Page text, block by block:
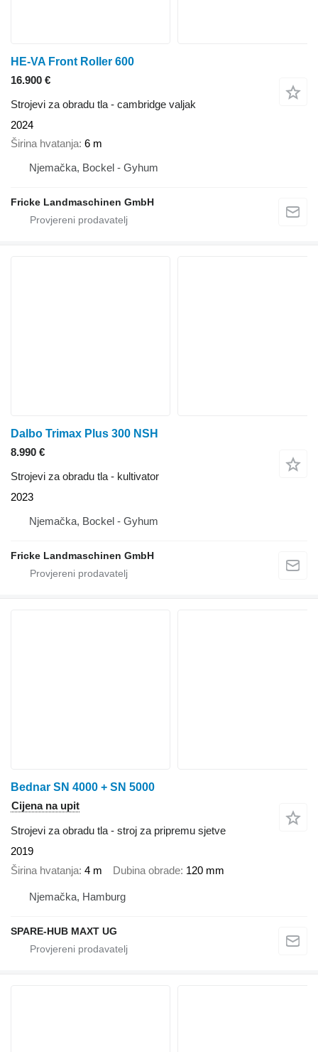
HE-VA Front Roller 600
16.900 €
Strojevi za obradu tla - cambridge valjak
2024
Širina hvatanja 6 m
Njemačka, Bockel - Gyhum
Fricke Landmaschinen GmbH
Dalbo Trimax Plus 300 NSH
8.990 €
Strojevi za obradu tla - kultivator
2023
Njemačka, Bockel - Gyhum
Fricke Landmaschinen GmbH
Bednar SN 4000 + SN 5000
Cijena na upit
Strojevi za obradu tla - stroj za pripremu sjetve
2019
Širina hvatanja 4 m Dubina obrade 120 mm
Njemačka, Hamburg
SPARE-HUB MAXT UG